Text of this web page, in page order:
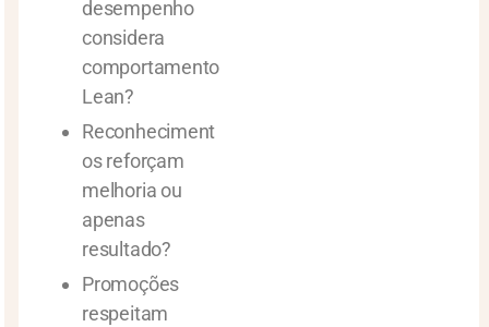
desempenho
considera
comportamento
Lean?
Reconheciment
os reforçam
melhoria ou
apenas
resultado?
Promoções
respeitam